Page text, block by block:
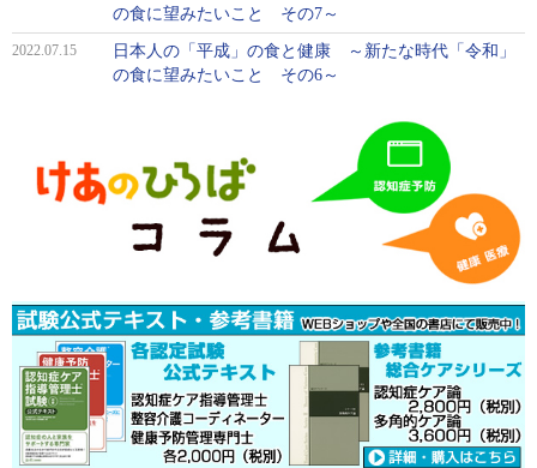
の食に望みたいこと その7～
2022.07.15
日本人の「平成」の食と健康 ～新たな時代「令和」
の食に望みたいこと その6～